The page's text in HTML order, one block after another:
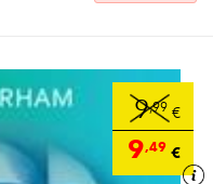
9,99 €
9,49 €